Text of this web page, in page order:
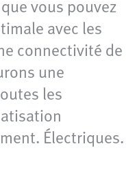
vous pouvez
avec les
connectivité de
une
les
Électriques.